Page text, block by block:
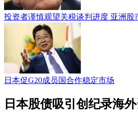
投资者谨慎观望关税谈判进度 亚洲股
日本促G20成员国合作稳定市场
日本股债吸引创纪录海